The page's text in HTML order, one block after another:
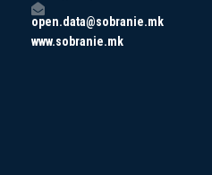
open.data@sobranie.mk
www.sobranie.mk